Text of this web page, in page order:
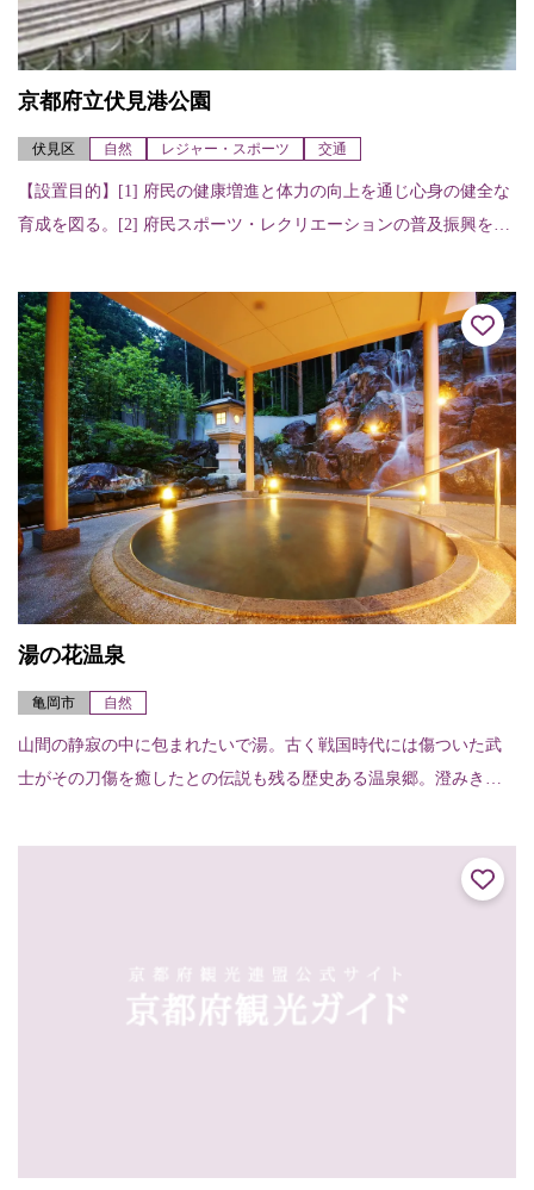
京都府立伏見港公園
伏見区 自然 レジャー・スポーツ 交通
【設置目的】[1] 府民の健康増進と体力の向上を通じ心身の健全な
育成を図る。[2] 府民スポーツ・レクリエーションの普及振興を図
などが...
湯の花温泉
亀岡市 自然
山間の静寂の中に包まれたいで湯。古く戦国時代には傷ついた武
士がその刀傷を癒したとの伝説も残る歴史ある温泉郷。澄みきっ
菴（TEL.077...